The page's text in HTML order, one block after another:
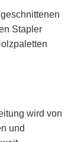
Stapler
wird von
und